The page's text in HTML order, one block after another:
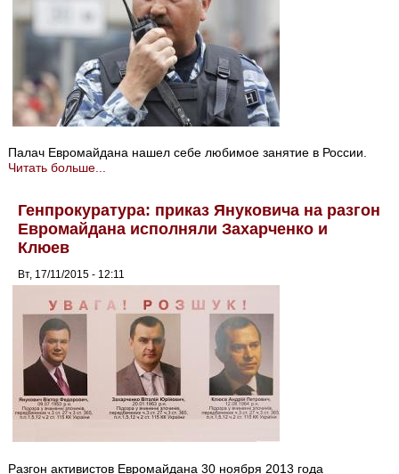
Палач Евромайдана нашел себе любимое занятие в России.
Читать больше...
Генпрокуратура: приказ Януковича на разгон
Евромайдана исполняли Захарченко и
Клюев
Вт, 17/11/2015 - 12:11
Разгон активистов Евромайдана 30 ноября 2013 года